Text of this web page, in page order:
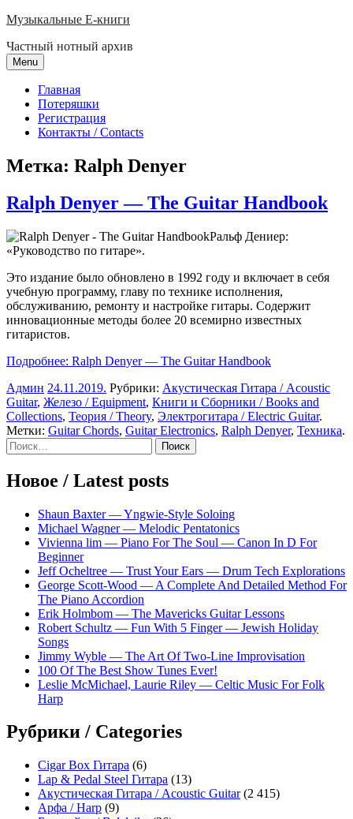
Skip
content
Музыкальные E-книги
Частный нотный архив
Menu
Главная
Потеряшки
Регистрация
Контакты / Contacts
Метка: Ralph Denyer
Ralph Denyer — The Guitar Handbook
Ральф Дениер:
«Руководство по гитаре».
Это издание было обновлено в 1992 году и включает в себя
учебную программу, главу по технике исполнения,
обслуживанию, ремонту и настройке гитары. Содержит
инновационные методы более 20 всемирно известных
гитаристов.
Подробнее: Ralph Denyer — The Guitar Handbook
Админ 24.11.2019. Рубрики: Акустическая Гитара / Acoustic
Guitar, Железо / Equipment, Книги и Сборники / Books and
Collections, Теория / Theory, Электрогитара / Electric Guitar.
Метки: Guitar Chords, Guitar Electronics, Ralph Denyer, Техника.
Sidebar
Найти:
Новое / Latest posts
Shaun Baxter — Yngwie-Style Soloing
Michael Wagner — Melodic Pentatonics
Vivienna lim — Piano For The Soul — Canon In D For
Beginner
Jeff Ocheltree — Trust Your Ears — Drum Tech Explorations
George Scott-Wood — A Complete And Detailed Method For
The Piano Accordion
Erik Holmbom — The Mavericks Guitar Lessons
Robert Schultz — Fun With 5 Finger — Jewish Holiday
Songs
Jimmy Wyble — The Art Of Two-Line Improvisation
100 Of The Best Show Tunes Ever!
Leslie McMichael, Laurie Riley — Celtic Music For Folk
Harp
Рубрики / Categories
Cigar Box Гитара (6)
Lap & Pedal Steel Гитара (13)
Акустическая Гитара / Acoustic Guitar(2 415)
Арфа / Harp (9)